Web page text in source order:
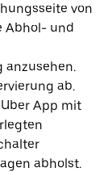
von
Abhol- und
anzusehen.
ab.
App mit
abholst.